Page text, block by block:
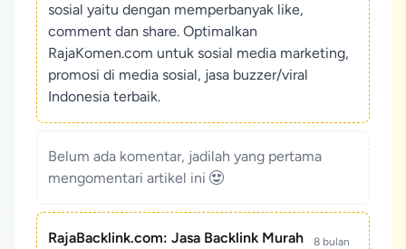
sosial yaitu dengan memperbanyak like,
comment dan share. Optimalkan
RajaKomen.com untuk sosial media marketing,
promosi di media sosial, jasa buzzer/viral
Indonesia terbaik.
Belum ada komentar, jadilah yang pertama
mengomentari artikel ini
RajaBacklink.com: Jasa Backlink Murah 8 bulan